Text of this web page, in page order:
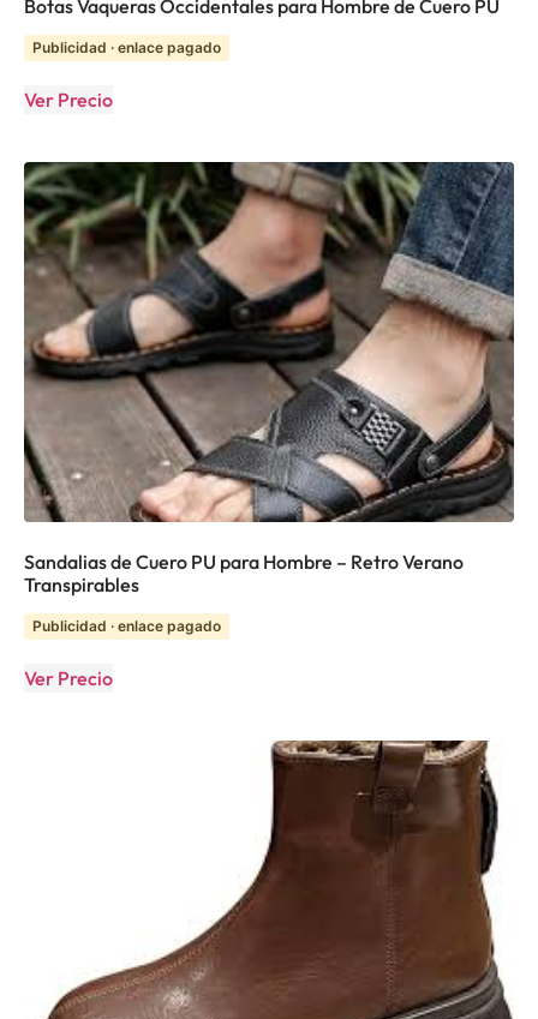
Botas Vaqueras Occidentales para Hombre de Cuero PU
Publicidad · enlace pagado
Ver Precio
Sandalias de Cuero PU para Hombre – Retro Verano
Transpirables
Publicidad · enlace pagado
Ver Precio